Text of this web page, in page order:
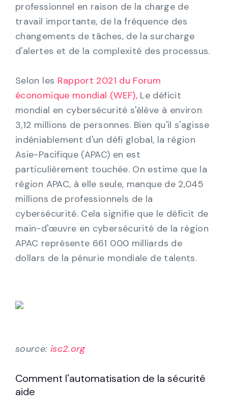
professionnel en raison de la charge de
travail importante, de la fréquence des
changements de tâches, de la surcharge
d'alertes et de la complexité des processus.
Selon les Rapport 2021 du Forum
économique mondial (WEF), Le déficit
mondial en cybersécurité s'élève à environ
3,12 millions de personnes. Bien qu'il s'agisse
indéniablement d'un défi global, la région
Asie-Pacifique (APAC) en est
particulièrement touchée. On estime que la
région APAC, à elle seule, manque de 2,045
millions de professionnels de la
cybersécurité. Cela signifie que le déficit de
main-d'œuvre en cybersécurité de la région
APAC représente 661 000 milliards de
dollars de la pénurie mondiale de talents.
source: isc2.org
Comment l'automatisation de la sécurité
aide